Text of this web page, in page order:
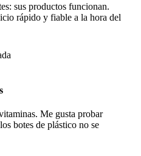
sus productos funcionan.
rápido y fiable a la hora del
Me gusta probar
botes de plástico no se